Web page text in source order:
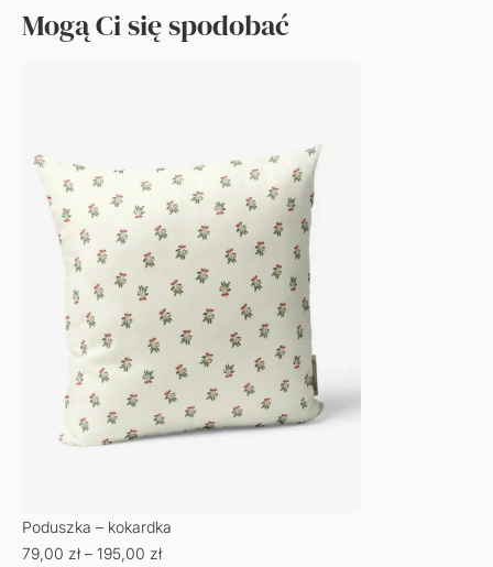
Mogą Ci się spodobać
Poduszka – kokardka
79,00 zł – 195,00 zł